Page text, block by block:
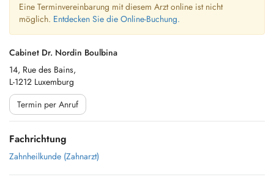
Eine Terminvereinbarung mit diesem Arzt online ist nicht
möglich. Entdecken Sie die Online-Buchung.
Cabinet Dr. Nordin Boulbina
14, Rue des Bains,
L-1212 Luxemburg
Termin per Anruf
Fachrichtung
Zahnheilkunde (Zahnarzt)